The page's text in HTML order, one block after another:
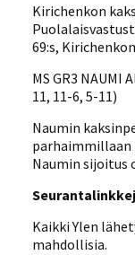
Kirichenkon
69:s,
MS GR3 NAUMI
11, 11-6, 5-11)
Naumin
parhaimmillaan
Naumin sijoitus
Kaikki Ylen
mahdollisia.